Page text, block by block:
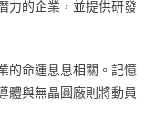
力的企業，並提供研發
的命運息息相關。記憶
體與無晶圓廠則將動員